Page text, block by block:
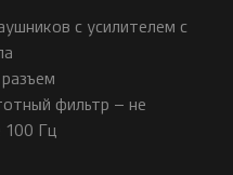
с усилителем с
фильтр – не
100 Гц